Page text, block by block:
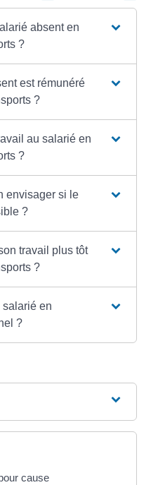
absent en
?
est rémunéré
?
au salarié en
?
envisager si le
?
travail plus tôt
?
salarié en
?
cause